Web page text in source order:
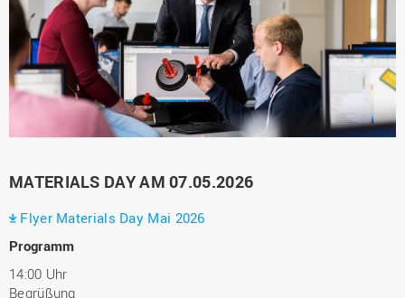
MATERIALS DAY AM 07.05.2026
Flyer Materials Day Mai 2026
Programm
14:00 Uhr
Begrüßung